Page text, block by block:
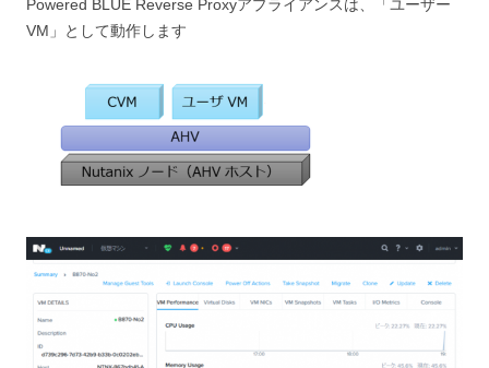
Powered BLUE Reverse Proxyアプライアンスは、「ユーザー
VM」として動作します